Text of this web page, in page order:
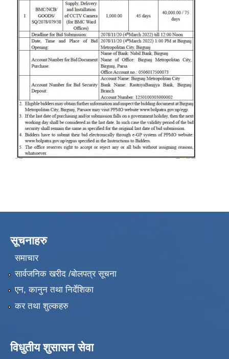
सूचनाहरु
समाचार
सार्वजनिक खरीद /बोलपत्र सूचना
एन, कानुन तथा निर्देशिका
कर तथा शुल्कहरु
विधुतीय शुसासन सेवा